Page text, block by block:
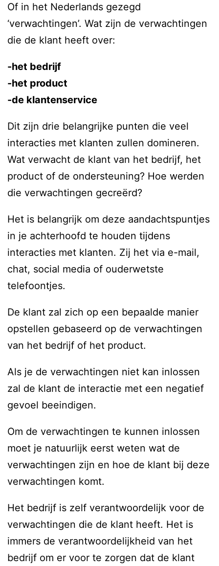
Of in het Nederlands gezegd
‘verwachtingen’. Wat zijn de verwachtingen
die de klant heeft over:
-het bedrijf
-het product
-de klantenservice
Dit zijn drie belangrijke punten die veel
interacties met klanten zullen domineren.
Wat verwacht de klant van het bedrijf, het
product of de ondersteuning? Hoe werden
die verwachtingen gecreërd?
Het is belangrijk om deze aandachtspuntjes
in je achterhoofd te houden tijdens
interacties met klanten. Zij het via e-mail,
chat, social media of ouderwetste
telefoontjes.
De klant zal zich op een bepaalde manier
opstellen gebaseerd op de verwachtingen
van het bedrijf of het product.
Als je de verwachtingen niet kan inlossen
zal de klant de interactie met een negatief
gevoel beeindigen.
Om de verwachtingen te kunnen inlossen
moet je natuurlijk eerst weten wat de
verwachtingen zijn en hoe de klant bij deze
verwachtingen komt.
Het bedrijf is zelf verantwoordelijk voor de
verwachtingen die de klant heeft. Het is
immers de verantwoordelijkheid van het
bedrijf om er voor te zorgen dat de klant